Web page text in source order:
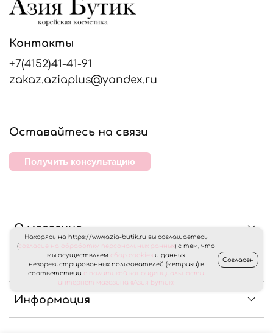
О магазине
Клиентам
Информация
Контакты
+7(4152)41-41-91
zakaz.aziaplus@yandex.ru
Оставайтесь на связи
Получить консультацию
Находясь на https://www.azia-butik.ru вы соглашаетесь
(согласие на обработку персональных данных) с тем, что
мы осуществляем сбор cookies и данных
незарегистрированных пользователей (метрики) в
соответствии с политикой конфиденциальности
интернет магазина «Азия Бутик»
Согласен